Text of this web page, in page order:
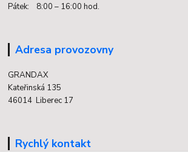
Pátek: 8:00 – 16:00 hod.
Adresa provozovny
GRANDAX
Kateřinská 135
46014 Liberec 17
Rychlý kontakt